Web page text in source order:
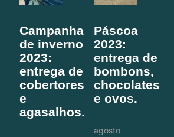
Campanha
de inverno
2023:
entrega de
cobertores
e
agasalhos.
Páscoa
2023:
entrega de
bombons,
chocolates
e ovos.
agosto